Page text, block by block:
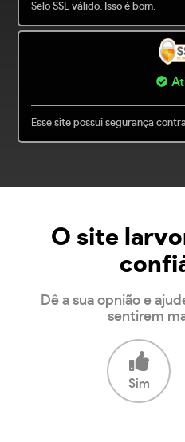
Selo SSL válido. Isso é bom.
Esse site possui segurança
O site
Dê a sua opnião e
sentirem
Sim